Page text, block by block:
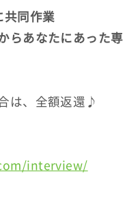
共同作業
らあなたにあった専
は、全額返還♪
interview/